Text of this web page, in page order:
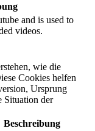
and is used to
videos.
wie die
Cookies helfen
Ursprung
Situation der
Beschreibung